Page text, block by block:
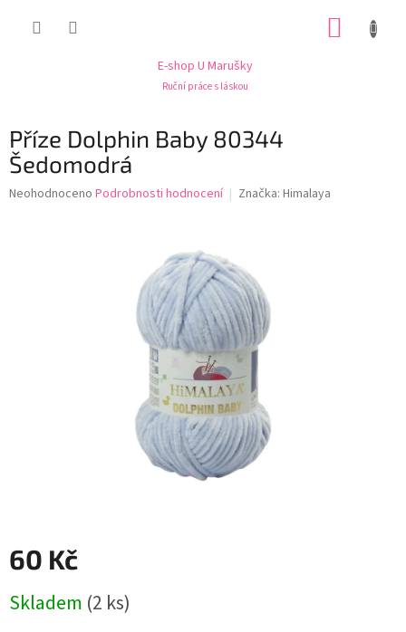
E-shop U Marušky
Ruční práce s láskou
Příze Dolphin Baby 80344
Šedomodrá
Průměrné
Neohodnoceno Podrobnosti hodnocení Značka: Himalaya
60 Kč
cena:
Skladem (2 ks)